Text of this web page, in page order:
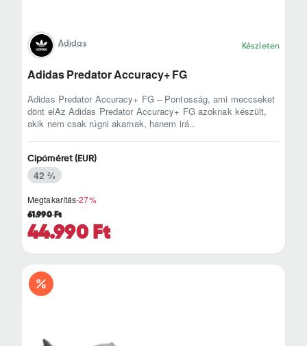
Adidas Készleten
Adidas Predator Accuracy+ FG
Adidas Predator Accuracy+ FG – Pontosság, ami meccseket
dönt elAz Adidas Predator Accuracy+ FG azoknak készült,
akik nem csak rúgni akarnak, hanem irá..
Megtakarítás-27%
44.990 Ft
61.990 Ft
Cipőméret (EUR)
42 ⅔